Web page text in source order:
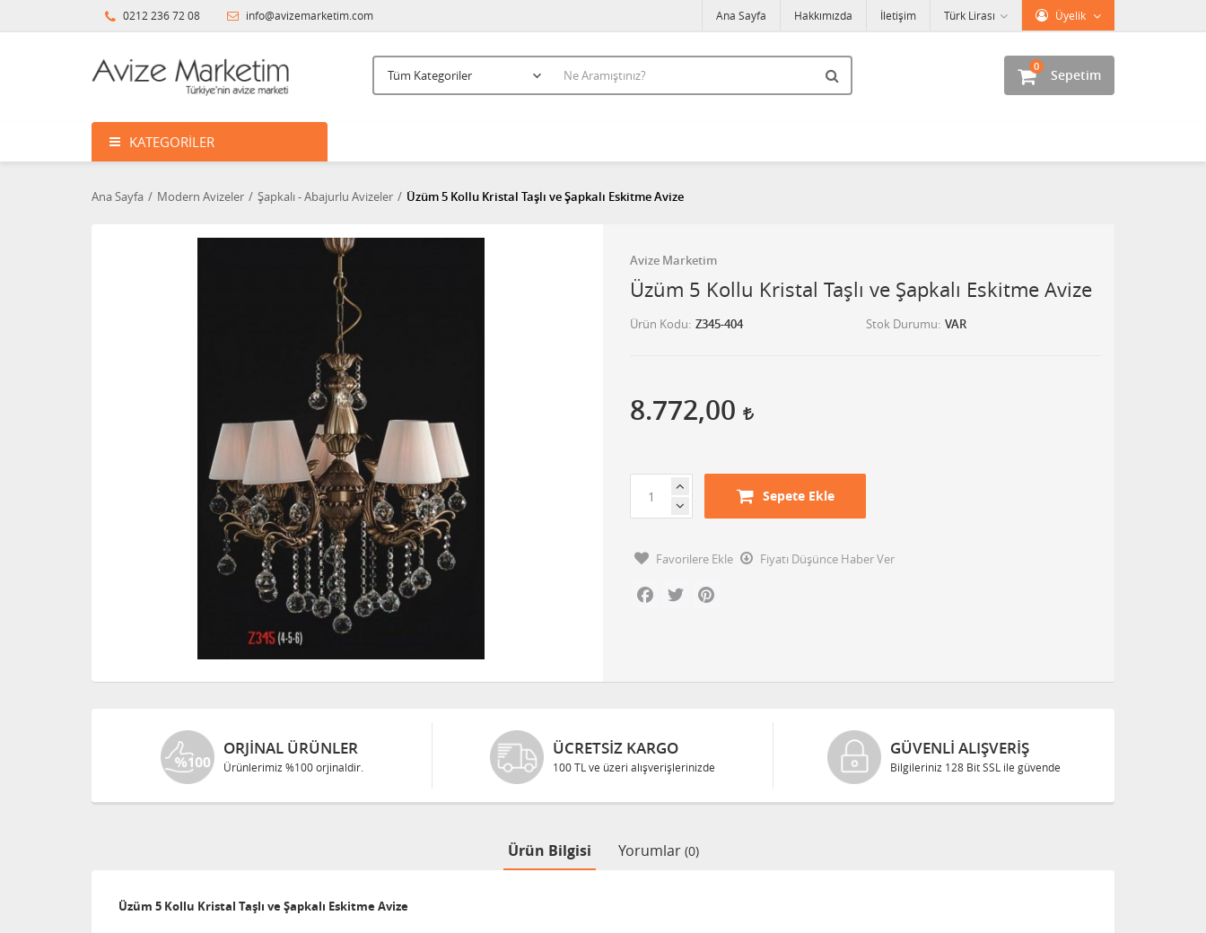
0212 236 72 08 info@avizemarketim.com Üyelik
Türk Lirası
Ana Sayfa Hakkımızda İletişim
Sepetim
0
KATEGORILER
Ana Sayfa Modern Avizeler Şapkalı - Abajurlu Avizeler Üzüm 5 Kollu Kristal Taşlı ve Şapkalı Eskitme Avize
Avize Marketim
Üzüm 5 Kollu Kristal Taşlı ve Şapkalı Eskitme Avize
Ürün Kodu Z345-404 Stok Durumu VAR
8.772,00
Sepete Ekle
Favorilere Ekle
Fiyatı Düşünce Haber Ver
Facebook
Twitter
ORJINAL ÜRÜNLER
Ürünlerimiz %100 orjinaldir.
ÜCRETSIZ KARGO
100 TL ve üzeri alışverişlerinizde
GÜVENLI ALIŞVERIŞ
Bilgileriniz 128 Bit SSL ile güvende
Ürün Bilgisi Yorumlar (0)
Üzüm 5 Kollu Kristal Taşlı ve Şapkalı Eskitme Avize